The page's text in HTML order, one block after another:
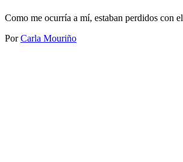
Como me ocurría a mí, estaban perdidos con
Por Carla Mouriño